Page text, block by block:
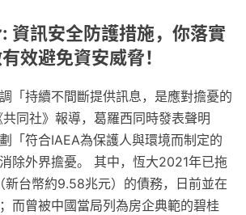
資訊安全防護措施，你落實
效避免資安威脅！
「持續不間斷提供訊息，是應對擔憂的
同社》報導，葛羅西同時發表聲明
「符合IAEA為保護人與環境而制定的
除外界擔憂。 其中，恆大2021年已拖
台幣約9.58兆元）的債務，日前並在
而曾被中國當局列為房企典範的碧桂